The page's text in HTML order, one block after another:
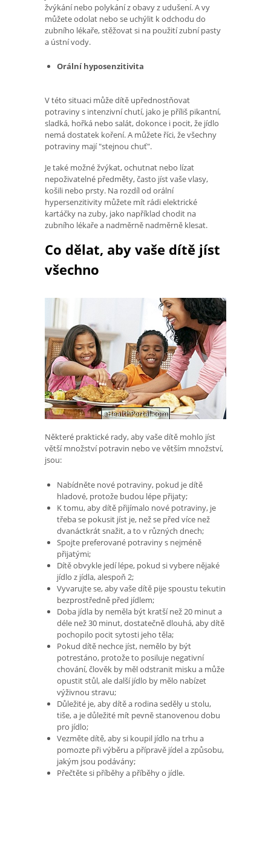
žvýkání nebo polykání z obavy z udušení. A vy
můžete odolat nebo se uchýlit k odchodu do
zubního lékaře, stěžovat si na použití zubní pasty
a ústní vody.
Orální hyposenzitivita
V této situaci může dítě upřednostňovat
potraviny s intenzivní chutí, jako je příliš pikantní,
sladká, hořká nebo salát, dokonce i pocit, že jídlo
nemá dostatek koření. A můžete říci, že všechny
potraviny mají "stejnou chuť".
Je také možné žvýkat, ochutnat nebo lízat
nepoživatelné předměty, často jíst vaše vlasy,
košili nebo prsty. Na rozdíl od orální
hypersenzitivity můžete mít rádi elektrické
kartáčky na zuby, jako například chodit na
zubního lékaře a nadměrně nadměrně klesat.
Co dělat, aby vaše dítě jíst
všechno
Některé praktické rady, aby vaše dítě mohlo jíst
větší množství potravin nebo ve větším množství,
jsou:
Nabídněte nové potraviny, pokud je dítě
hladové, protože budou lépe přijaty;
K tomu, aby dítě přijímalo nové potraviny, je
třeba se pokusit jíst je, než se před více než
dvanáctkrát snažit, a to v různých dnech;
Spojte preferované potraviny s nejméně
přijatými;
Dítě obvykle jedí lépe, pokud si vybere nějaké
jídlo z jídla, alespoň 2;
Vyvarujte se, aby vaše dítě pije spoustu tekutin
bezprostředně před jídlem;
Doba jídla by neměla být kratší než 20 minut a
déle než 30 minut, dostatečně dlouhá, aby dítě
pochopilo pocit sytosti jeho těla;
Pokud dítě nechce jíst, nemělo by být
potrestáno, protože to posiluje negativní
chování, člověk by měl odstranit misku a může
opustit stůl, ale další jídlo by mělo nabízet
výživnou stravu;
Důležité je, aby dítě a rodina seděly u stolu,
tiše, a je důležité mít pevně stanovenou dobu
pro jídlo;
Vezměte dítě, aby si koupil jídlo na trhu a
pomozte při výběru a přípravě jídel a způsobu,
jakým jsou podávány;
Přečtěte si příběhy a příběhy o jídle.